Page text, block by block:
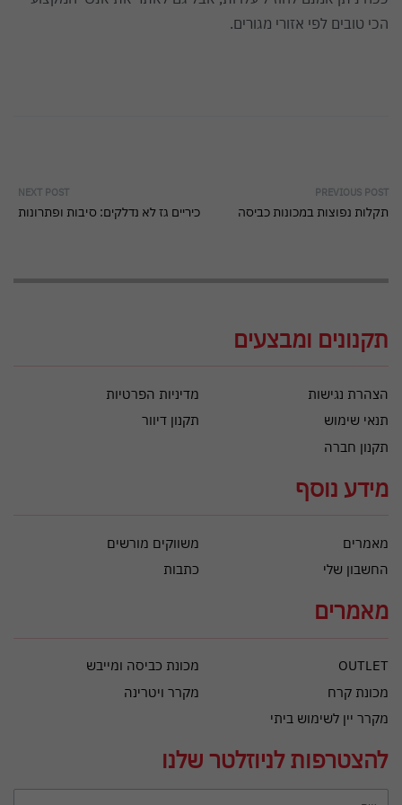
הכי טובים לפי אזורי מגורים.
PREVIOUS POST
תקלות נפוצות במכונות כביסה
NEXT POST
כיריים גז לא נדלקים: סיבות ופתרונות
תקנונים ומבצעים
הצהרת נגישות
מדיניות הפרטיות
תנאי שימוש
תקנון דיוור
תקנון חברה
מידע נוסף
מאמרים
משווקים מורשים
החשבון שלי
כתבות
מאמרים
OUTLET
מכונת כביסה ומייבש
מכונת קרח
מקרר ויטרינה
מקרר יין לשימוש ביתי
להצטרפות לניוזלטר שלנו